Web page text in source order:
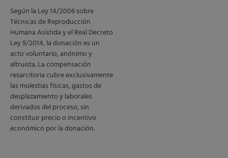
Según la Ley 14/2006 sobre
Técnicas de Reproducción
Humana Asistida y el Real Decreto
Ley 9/2014, la donación es un
acto voluntario, anónimo y
altruista. La compensación
resarcitoria cubre exclusivamente
las molestias físicas, gastos de
desplazamiento y laborales
derivados del proceso, sin
constituir precio o incentivo
económico por la donación.